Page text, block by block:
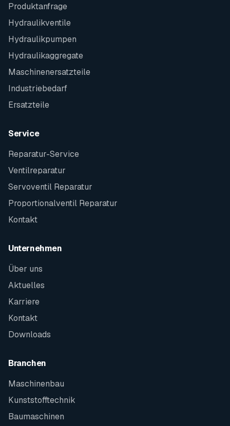
Produktanfrage
Hydraulikventile
Hydraulikpumpen
Hydraulikaggregate
Maschinenersatzteile
Industriebedarf
Ersatzteile
Service
Reparatur-Service
Ventilreparatur
Servoventil Reparatur
Proportionalventil Reparatur
Kontakt
Unternehmen
Über uns
Aktuelles
Karriere
Kontakt
Downloads
Branchen
Maschinenbau
Kunststofftechnik
Baumaschinen